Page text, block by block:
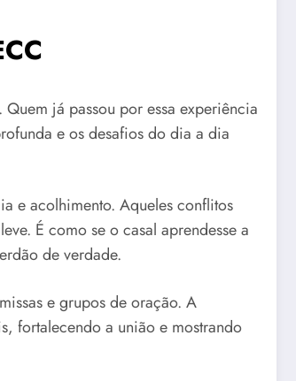
já passou por essa experiência
e os desafios do dia a dia
e acolhimento. Aqueles conflitos
É como se o casal aprendesse a
de verdade.
e grupos de oração. A
fortalecendo a união e mostrando